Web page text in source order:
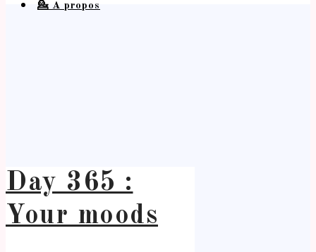
💁 A propos
Day 365 :
Your moods